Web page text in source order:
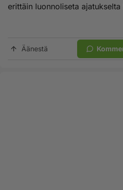
erittäin luonnoliseta ajatukselta
Äänestä